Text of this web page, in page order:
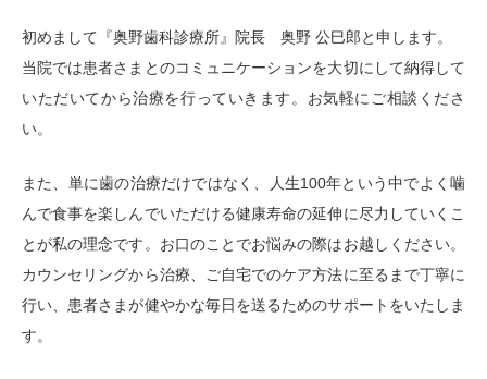
初めまして『奥野歯科診療所』院長 奥野 公巳郎と申します。
当院では患者さまとのコミュニケーションを大切にして納得して
いただいてから治療を行っていきます。お気軽にご相談くださ
い。
また、単に歯の治療だけではなく、人生100年という中でよく噛
んで食事を楽しんでいただける健康寿命の延伸に尽力していくこ
とが私の理念です。お口のことでお悩みの際はお越しください。
カウンセリングから治療、ご自宅でのケア方法に至るまで丁寧に
行い、患者さまが健やかな毎日を送るためのサポートをいたしま
す。